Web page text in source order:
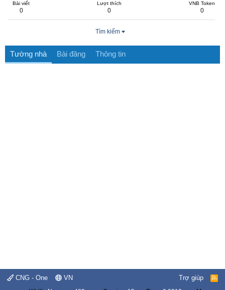
Bài viết
0
Lượt thích
0
VNB Token
0
Tìm kiếm
Tường nhà Bài đăng Thông tin
CNG - One VN Trợ giúp
R